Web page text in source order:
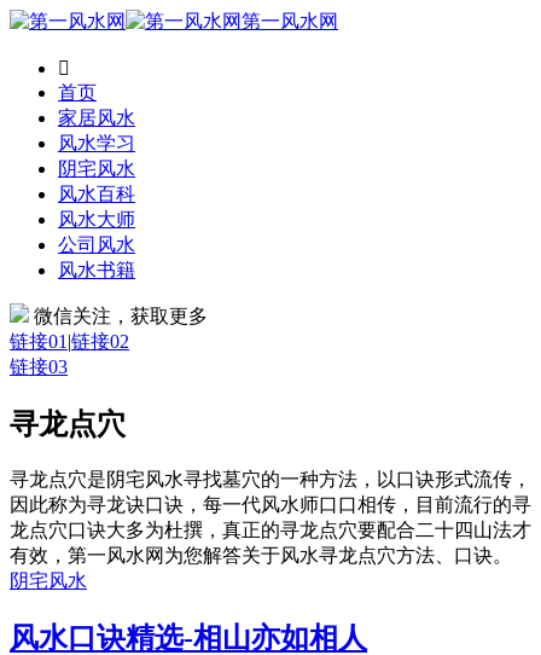
第一风水网

首页
家居风水
风水学习
阴宅风水
风水百科
风水大师
公司风水
风水书籍
微信关注，获取更多
链接01 |链接02
链接03
寻龙点穴
寻龙点穴是阴宅风水寻找墓穴的一种方法，以口诀形式流传，
因此称为寻龙诀口诀，每一代风水师口口相传，目前流行的寻
龙点穴口诀大多为杜撰，真正的寻龙点穴要配合二十四山法才
有效，第一风水网为您解答关于风水寻龙点穴方法、口诀。
阴宅风水
风水口诀精选-相山亦如相人